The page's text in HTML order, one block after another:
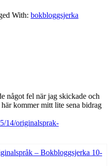
With: bokbloggsjerka
något fel när jag skickade och
kommer mitt lite sena bidrag
14/originalsprak-
– Bokbloggsjerka 10-